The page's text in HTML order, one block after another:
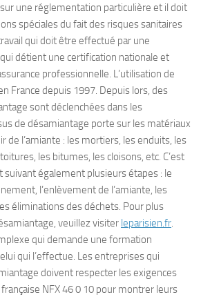
une réglementation particulière et il doit
spéciales du fait des risques sanitaires
qui doit être effectué par une
détient une certification nationale et
professionnelle. L’utilisation de
France depuis 1997. Depuis lors, des
sont déclenchées dans les
de désamiantage porte sur les matériaux
de l’amiante : les mortiers, les enduits, les
les bitumes, les cloisons, etc. C’est
suivant également plusieurs étapes : le
l’enlèvement de l’amiante, les
éliminations des déchets. Pour plus
veuillez visiter leparisien.fr.
qui demande une formation
qui l’effectue. Les entreprises qui
doivent respecter les exigences
NFX 46 0 10 pour montrer leurs